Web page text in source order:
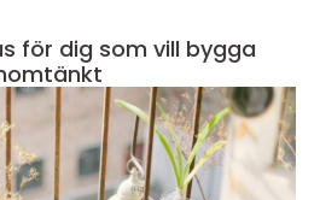
för dig som vill bygga